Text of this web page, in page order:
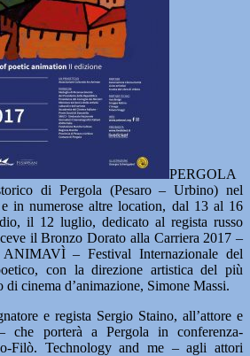
PERGOLA
di Pergola (Pesaro – Urbino) nel
in numerose altre location, dal 13 al 16
il 12 luglio, dedicato al regista russo
il Bronzo Dorato alla Carriera 2017 –
– Festival Internazionale del
con la direzione artistica del più
di cinema d’animazione, Simone Massi.
e regista Sergio Staino, all’attore e
che porterà a Pergola in conferenza-
Filò. Technology and me – agli attori